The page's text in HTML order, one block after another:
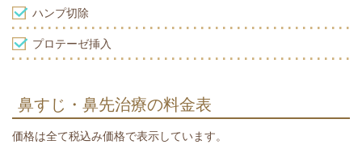
ハンプ切除
プロテーゼ挿入
鼻すじ・鼻先治療の料金表
価格は全て税込み価格で表示しています。